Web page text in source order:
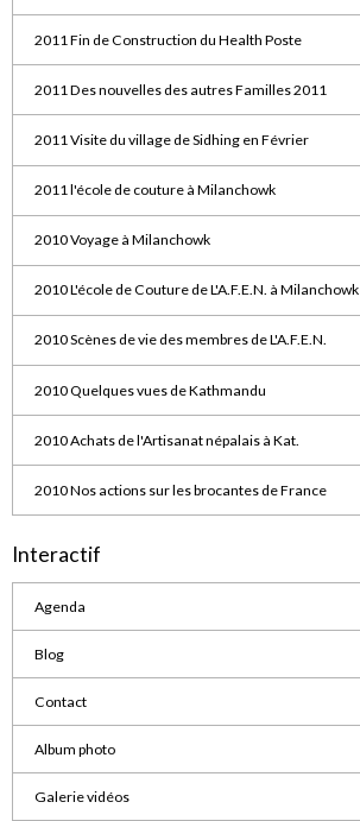
2011 Fin de Construction du Health Poste
2011 Des nouvelles des autres Familles 2011
2011 Visite du village de Sidhing en Février
2011 l'école de couture à Milanchowk
2010 Voyage à Milanchowk
2010 L'école de Couture de L'A.F.E.N. à Milanchowk
2010 Scènes de vie des membres de L'A.F.E.N.
2010 Quelques vues de Kathmandu
2010 Achats de l'Artisanat népalais à Kat.
2010 Nos actions sur les brocantes de France
Interactif
Agenda
Blog
Contact
Album photo
Galerie vidéos